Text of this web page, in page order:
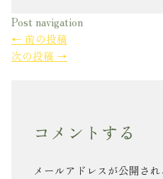
Post navigation
← 前の投稿
次の投稿 →
コメントする
メールアドレスが公開され